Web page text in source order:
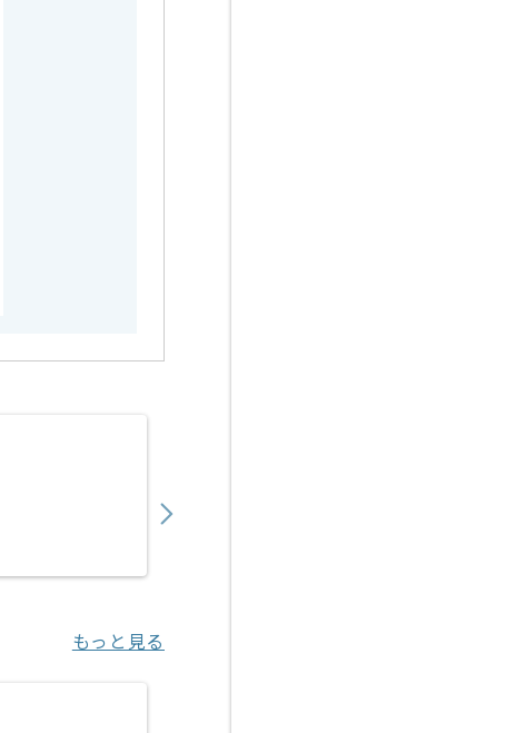
もっと見る